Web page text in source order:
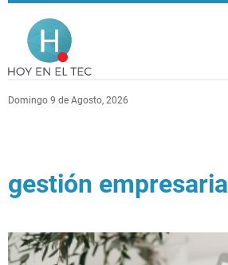
Pasar al contenido principal
Domingo 9 de Agosto, 2026
gestión empresarial